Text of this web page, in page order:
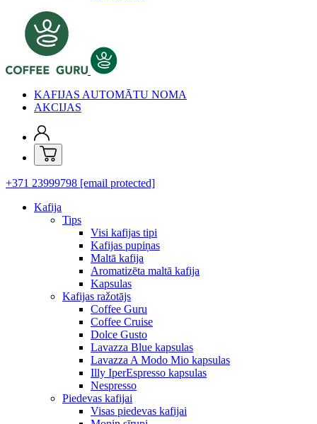
KAFIJAS AUTOMĀTU NOMA
AKCIJAS
+371 23999798 [email protected]
Kafija
Tips
Visi kafijas tipi
Kafijas pupiņas
Maltā kafija
Aromatizēta maltā kafija
Kapsulas
Kafijas ražotājs
Coffee Guru
Coffee Cruise
Dolce Gusto
Lavazza Blue kapsulas
Lavazza A Modo Mio kapsulas
Illy IperEspresso kapsulas
Nespresso
Piedevas kafijai
Visas piedevas kafijai